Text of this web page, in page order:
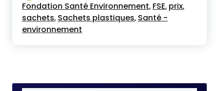
Fondation Santé Environnement, FSE, prix,
sachets, Sachets plastiques, Santé -
environnement